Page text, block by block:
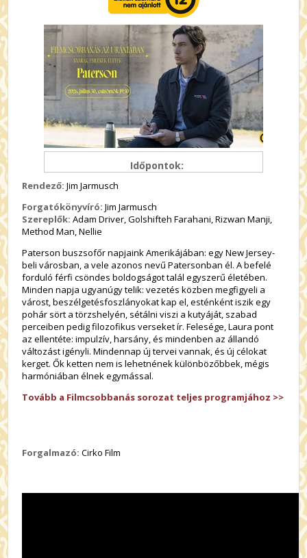
Időpontok:
Rendező: Jim Jarmusch
Forgatókönyvíró:Jim Jarmusch
Szereplők:Adam Driver, Golshifteh Farahani, Rizwan Manji,
Method Man, Nellie
Paterson buszsofőr napjaink Amerikájában: egy New Jersey-
beli városban, a vele azonos nevű Patersonban él. A befelé
forduló férfi csöndes boldogságot talál egyszerű életében.
Minden napja ugyanúgy telik: vezetés közben megfigyeli a
várost, beszélgetésfoszlányokat kap el, esténként iszik egy
pohár sört a törzshelyén, sétálni viszi a kutyáját, szabad
perceiben pedig filozofikus verseket ír. Felesége, Laura pont
az ellentéte: impulzív, harsány, és mindenben az állandó
változást igényli. Mindennap új tervei vannak, és új célokat
kerget. Ők ketten nem is lehetnének különbözőbbek, mégis
harmóniában élnek egymással.
Tovább a Filmcsobbanás sorozat teljes programjához >>
Forgalmazó: Cirko Film